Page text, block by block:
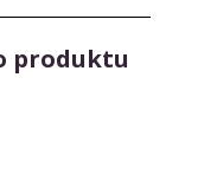
produktu